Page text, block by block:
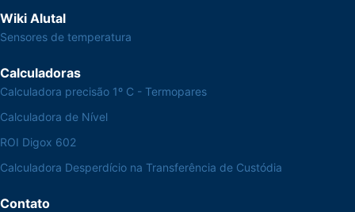
Wiki Alutal
Sensores de temperatura
Calculadoras
Calculadora precisão 1º C - Termopares
Calculadora de Nível
ROI Digox 602
Calculadora Desperdício na Transferência de Custódia
Contato